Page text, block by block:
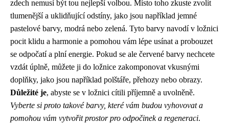
zdech nemusí být tou nejlepší volbou. Místo toho zkuste zvolit
tlumenější a uklidňující odstíny, jako jsou například jemné
pastelové barvy, modrá nebo zelená. Tyto barvy navodí v ložnici
pocit klidu a harmonie a pomohou vám lépe usínat a probouzet
se odpočatí a plní energie. Pokud se ale červené barvy nechcete
vzdát úplně, můžete ji do ložnice zakomponovat vkusnými
doplňky, jako jsou například polštáře, přehozy nebo obrazy.
Důležité je, abyste se v ložnici cítili příjemně a uvolněně.
Vyberte si proto takové barvy, které vám budou vyhovovat a
pomohou vám vytvořit prostor pro odpočinek a regeneraci.